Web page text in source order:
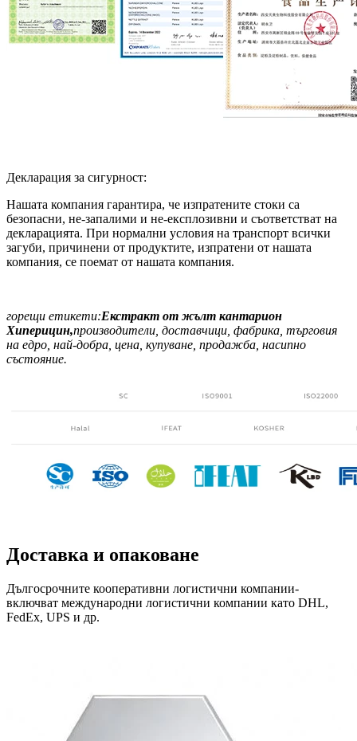
Декларация за сигурност:
Нашата компания гарантира, че изпратените стоки са
безопасни, не-запалими и не-експлозивни и съответстват на
декларацията. При нормални условия на транспорт всички
загуби, причинени от продуктите, изпратени от нашата
компания, се поемат от нашата компания.
горещи етикети:Екстракт от жълт кантарион
Хиперицин,производители, доставчици, фабрика, търговия
на едро, най-добра, цена, купуване, продажба, насипно
състояние.
Доставка и опаковане
Дългосрочните кооперативни логистични компании-
включват международни логистични компании като DHL,
FedEx, UPS и др.